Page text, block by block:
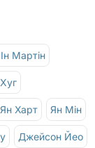
Мартін
Ян Харт Ян Мін
Джейсон Йео